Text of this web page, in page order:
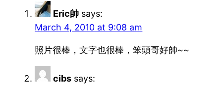
Eric帥 says:
March 4, 2010 at 9:08 am
照片很棒，文字也很棒，笨頭哥好帥~~
cibs says: